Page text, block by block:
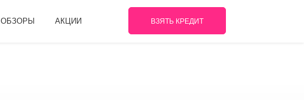
ОБЗОРЫ АКЦИИ ВЗЯТЬ КРЕДИТ